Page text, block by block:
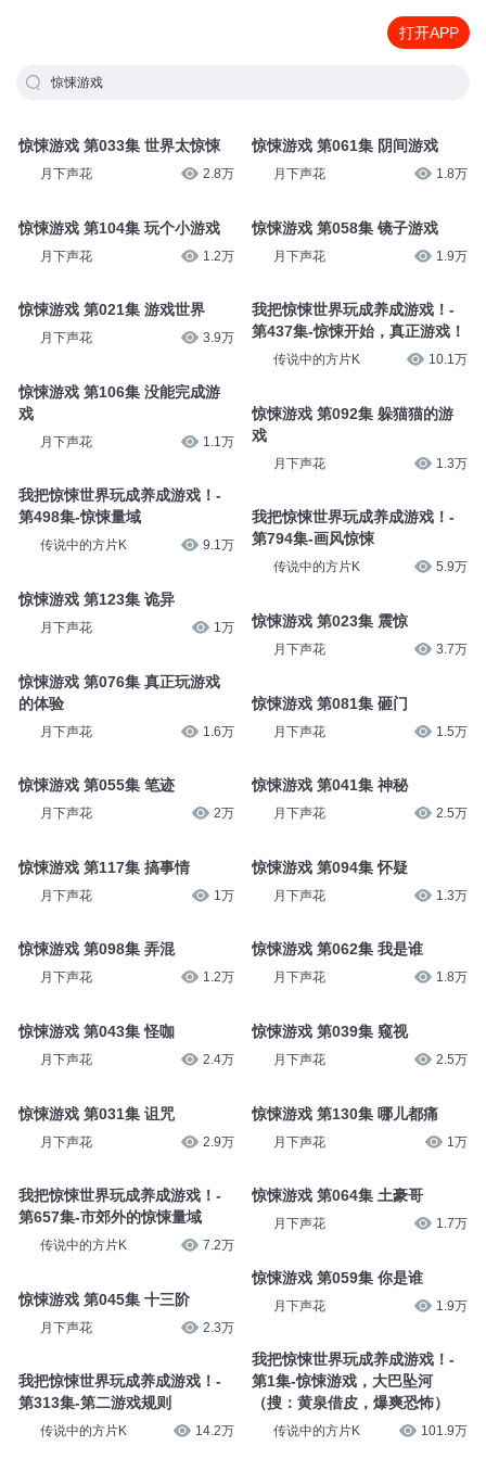
打开APP
惊悚游戏
惊悚游戏 第033集 世界太惊悚
月下声花 2.8万
惊悚游戏 第104集 玩个小游戏
月下声花 1.2万
惊悚游戏 第021集 游戏世界
月下声花 3.9万
惊悚游戏 第106集 没能完成游
戏
月下声花 1.1万
我把惊悚世界玩成养成游戏！-
第498集-惊悚量域
传说中的方片K 9.1万
惊悚游戏 第123集 诡异
月下声花 1万
惊悚游戏 第076集 真正玩游戏
的体验
月下声花 1.6万
惊悚游戏 第055集 笔迹
月下声花 2万
惊悚游戏 第117集 搞事情
月下声花 1万
惊悚游戏 第098集 弄混
月下声花 1.2万
惊悚游戏 第043集 怪咖
月下声花 2.4万
惊悚游戏 第031集 诅咒
月下声花 2.9万
我把惊悚世界玩成养成游戏！-
第657集-市郊外的惊悚量域
传说中的方片K 7.2万
惊悚游戏 第045集 十三阶
月下声花 2.3万
我把惊悚世界玩成养成游戏！-
第313集-第二游戏规则
传说中的方片K 14.2万
惊悚游戏 第061集 阴间游戏
月下声花 1.8万
惊悚游戏 第058集 镜子游戏
月下声花 1.9万
我把惊悚世界玩成养成游戏！-
第437集-惊悚开始，真正游戏！
传说中的方片K 10.1万
惊悚游戏 第092集 躲猫猫的游
戏
月下声花 1.3万
我把惊悚世界玩成养成游戏！-
第794集-画风惊悚
传说中的方片K 5.9万
惊悚游戏 第023集 震惊
月下声花 3.7万
惊悚游戏 第081集 砸门
月下声花 1.5万
惊悚游戏 第041集 神秘
月下声花 2.5万
惊悚游戏 第094集 怀疑
月下声花 1.3万
惊悚游戏 第062集 我是谁
月下声花 1.8万
惊悚游戏 第039集 窥视
月下声花 2.5万
惊悚游戏 第130集 哪儿都痛
月下声花 1万
惊悚游戏 第064集 土豪哥
月下声花 1.7万
惊悚游戏 第059集 你是谁
月下声花 1.9万
我把惊悚世界玩成养成游戏！-
第1集-惊悚游戏，大巴坠河
（搜：黄泉借皮，爆爽恐怖）
传说中的方片K 101.9万